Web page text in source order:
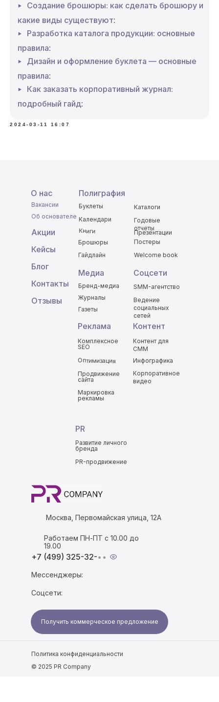
Создание брошюры: как сделать брошюру и
какие виды существуют:
Разработка каталога продукции: основные
правила:
Дизайн и оформление буклета — основные
правила:
Как заказать корпоративный журнал:
подробный гайд:
2024-03-11 16:07
+7 (499) 325-32-••
Реклама
Комплексное
SEO
Оптимизация
Маркировка
рекламы
Продвижение
сайта
© 2025 PR Company
Медиа
Бренд-медиа
Журналы
Газеты
Политика конфиденциальности
Получить коммерческое предложение
PR
PR-продвижение
Развитие личного
бренда
Кейсы
Блог
Соцсети
Ведение
социальных
сетей
SMM-агентство
О нас
Москва, Первомайская улица, 12А
Контакты
Отзывы
Инфографика
Контент для
СММ
Корпоративное
видео
Контент
Работаем ПН-ПТ с 10.00 до
19.00
Акции
Соцсети:
Мессенджеры:
Буклеты
Календари
Гайдлайн Welcome book
Книги
Годовые
отчеты
Каталоги
Полиграфия
Презентации
Брошюры
Постеры
Об основателе
Вакансии